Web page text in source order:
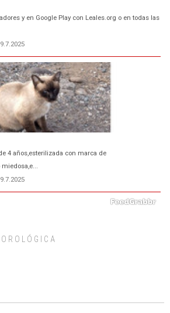
4 años,esterilizada con marca de
miedosa,e...
9.7.2025
TEROR GRAN CANARIA
a Los Gatos callejeros de la zona los próximos